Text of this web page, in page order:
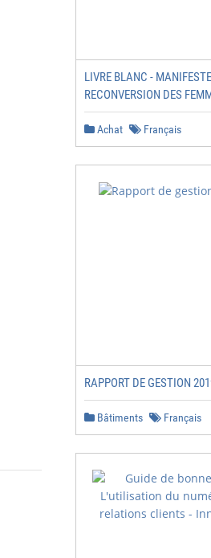
LIVRE BLANC -
RECONVERSION DES
Achat Français
RAPPORT DE GESTION
Bâtiments Français